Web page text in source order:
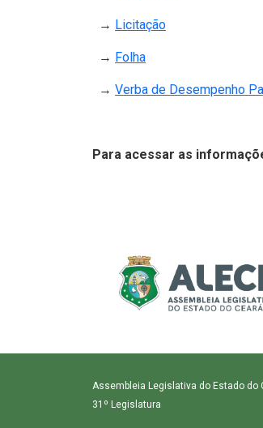
→ Licitação(Abre em nova
→ Folha(Abre em nova janela)
→ Verba de Desempenho
Para acessar as
Assembleia Legislativa do Estado do
31º Legislatura